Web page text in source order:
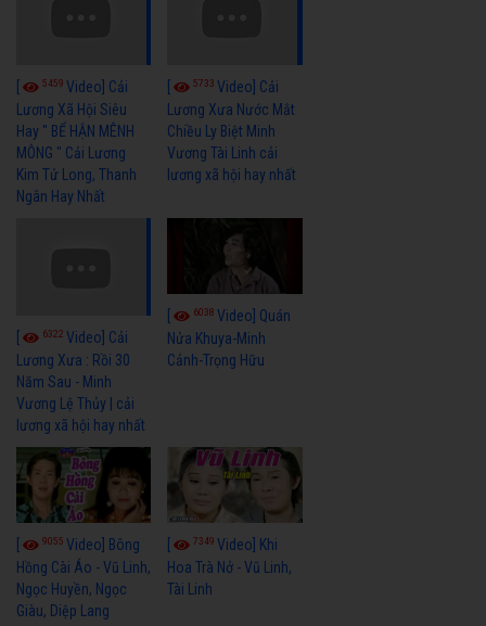
5459 Video] Cải
Lương Xã Hội Siêu
Hay " BỂ HẬN MÊNH
MÔNG " Cải Lương
Kim Tử Long, Thanh
Ngân Hay Nhất
5733Video] Cải
Lương Xưa Nước Mắt
Chiều Ly Biệt Minh
Vương Tài Linh cải
lương xã hội hay nhất
6322 Video] Cải
Lương Xưa : Rồi 30
Năm Sau - Minh
Vương Lệ Thủy | cải
lương xã hội hay nhất
6038Video] Quán
Nửa Khuya-Minh
Cảnh-Trọng Hữu
9055 Video] Bông
Hồng Cài Áo - Vũ Linh,
Ngọc Huyền, Ngọc
Giàu, Diệp Lang
7349Video] Khi
Hoa Trà Nở - Vũ Linh,
Tài Linh